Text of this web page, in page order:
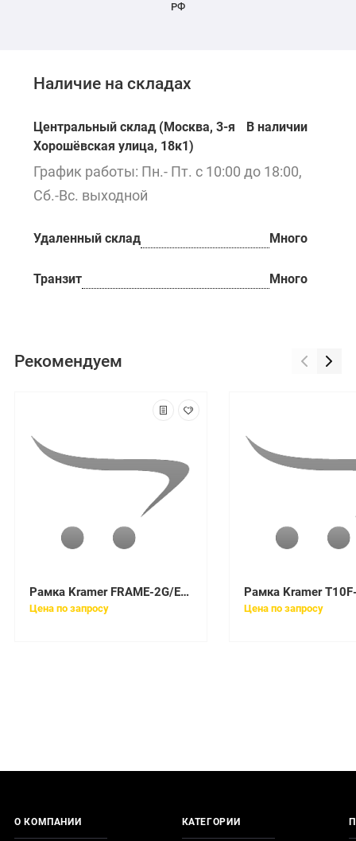
РФ
Наличие на складах
Центральный склад (Москва, 3-я
Хорошёвская улица, 18к1)
В наличии
График работы: Пн.- Пт. с 10:00 до 18:00,
Сб.-Вс. выходной
Удаленный склад Много
Транзит Много
Рекомендуем
Рамка Kramer FRAME-2G/EUK(W) (85-003199)
Цена по запросу Цена по запросу
О КОМПАНИИ КАТЕГОРИИ